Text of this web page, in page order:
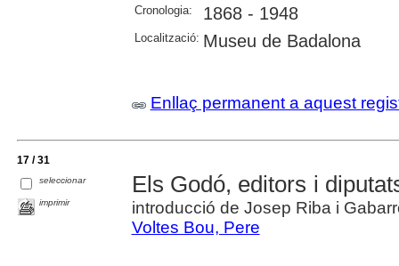
Cronologia: 1868 - 1948
Localització: Museu de Badalona
Enllaç permanent a aquest
17 / 31
seleccionar
imprimir
Els Godó, editors i
introducció de Josep Riba i
Voltes Bou, Pere